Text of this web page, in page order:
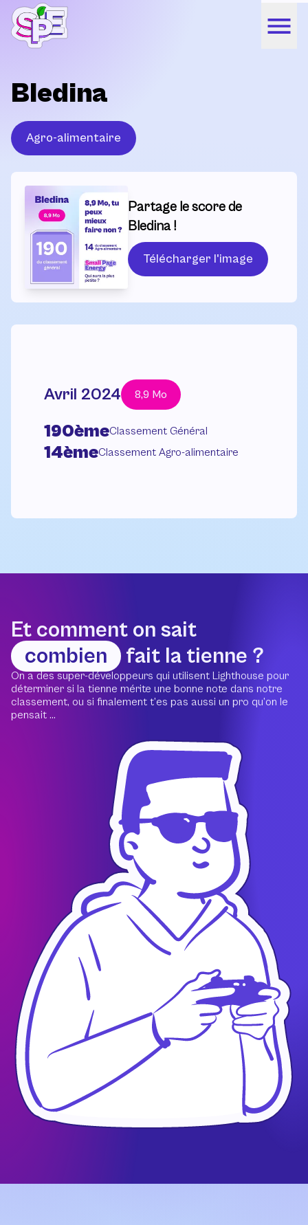
Bledina
Agro-alimentaire
Partage le score de
Bledina !
Télécharger l'image
Avril 2024 8,9 Mo
190èmeClassement Général
14èmeClassement Agro-alimentaire
Et comment on sait
combien
fait la tienne ?
On a des super-développeurs qui utilisent Lighthouse pour
déterminer si la tienne mérite une bonne note dans notre
classement, ou si finalement t’es pas aussi un pro qu’on le
pensait ...